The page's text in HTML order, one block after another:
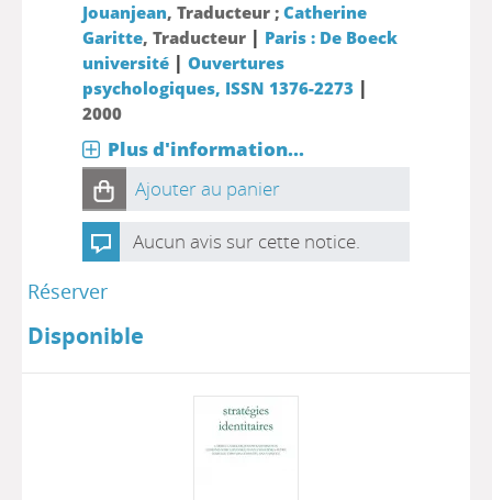
Jouanjean, Traducteur ; Catherine
Garitte, Traducteur | Paris : De Boeck
université| Ouvertures
psychologiques, ISSN 1376-2273|
2000
Plus d'information...
Ajouter au panier
Aucun avis sur cette notice.
Réserver
Disponible